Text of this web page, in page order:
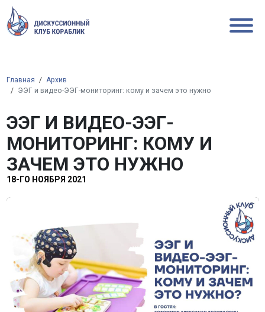
Главная
Архив
ЭЭГ и видео-ЭЭГ-мониторинг: кому и зачем это нужно
ЭЭГ И ВИДЕО-ЭЭГ-
МОНИТОРИНГ: КОМУ И
ЗАЧЕМ ЭТО НУЖНО
18-ГО НОЯБРЯ 2021